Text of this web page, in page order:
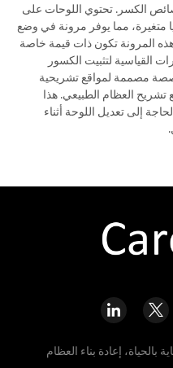
الكسر. تحتوي اللوحات على
متغيرة، مما يوفر مرونة في وضع
هذه المرونة تكون ذات قيمة خاصة
القياسية لتثبيت الكسور
مصممة لمواقع تشريحية
تشريح العظام الطبيعي. هذا
إلى تعديل اللوحة أثناء
بالحياة، إعادة بناء العظام